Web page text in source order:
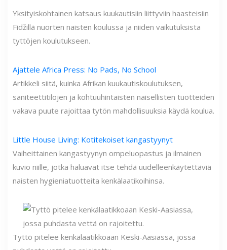
Yksityiskohtainen katsaus kuukautisiin liittyviin haasteisiin
Fidžillä nuorten naisten koulussa ja niiden vaikutuksista
tyttöjen koulutukseen.
Ajattele Africa Press: No Pads, No School
Artikkeli siitä, kuinka Afrikan kuukautiskoulutuksen,
saniteettitilojen ja kohtuuhintaisten naisellisten tuotteiden
vakava puute rajoittaa tytön mahdollisuuksia käydä koulua.
Little House Living: Kotitekoiset kangastyynyt
Vaiheittainen kangastyynyn ompeluopastus ja ilmainen
kuvio niille, jotka haluavat itse tehdä uudelleenkäytettäviä
naisten hygieniatuotteita kenkälaatikoihinsa.
Tyttö pitelee kenkälaatikkoaan Keski-Aasiassa, jossa